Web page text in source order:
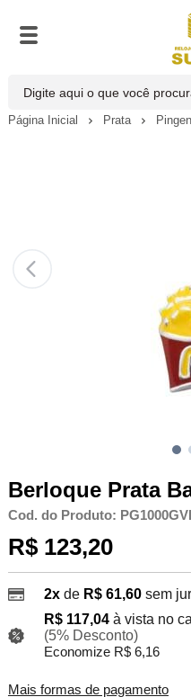
Página Inicial Prata
Berloque Prata
Cod. do Produto:
R$ 123,20
2xde R$ 61,60 sem
R$ 117,04 à vista no
(5% Desconto)
Economize R$ 6,16
Mais formas de pagamento